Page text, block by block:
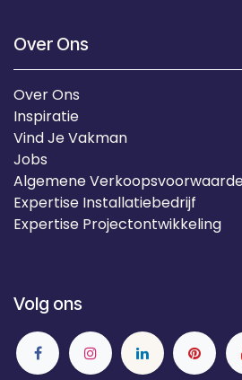
Over Ons
Over Ons
Inspiratie
Vind Je Vakman
Jobs
Algemene
Expertise Installatiebedrijf
Expertise Projectontwikkeling
Volg ons